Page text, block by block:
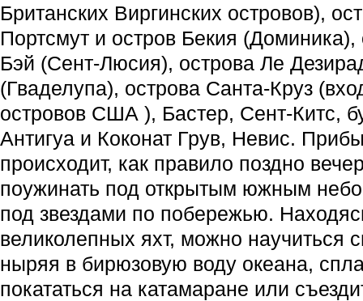
Британских Виргинских островов),
Портсмут и остров Бекия
Бэй (Сент-Люсия), острова Ле
(Гваделупа), острова Санта-Круз
островов США ), Бастер, Сент-Китс,
Антигуа и Коконат Грув, Невис.
происходит, как правило поздно
поужинать под открытым южным
под звездами по побережью.
великолепных яхт, можно научиться
ныряя в бирюзовую воду океана,
покататься на катамаране или